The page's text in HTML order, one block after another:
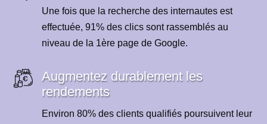
Une fois que la recherche des internautes est
effectuée, 91% des clics sont rassemblés au
niveau de la 1ère page de Google.
Augmentez durablement les
rendements
Environ 80% des clients qualifiés poursuivent leur